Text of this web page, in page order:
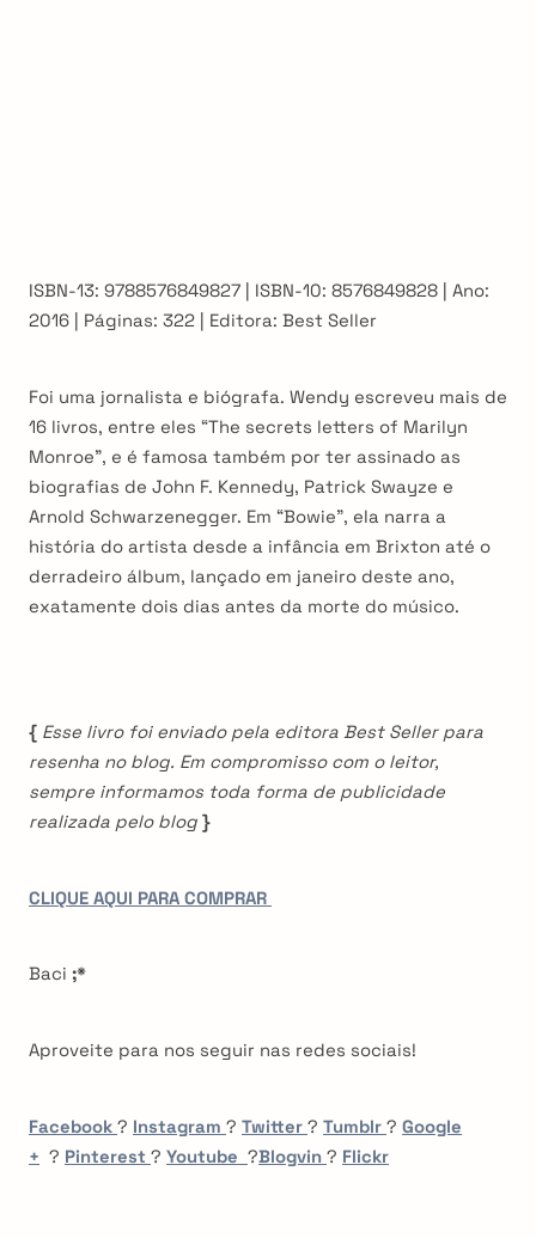
ISBN-13: 9788576849827 | ISBN-10: 8576849828 | Ano:
2016 | Páginas: 322 | Editora: Best Seller
Foi uma jornalista e biógrafa. Wendy escreveu mais de
16 livros, entre eles “The secrets letters of Marilyn
Monroe”, e é famosa também por ter assinado as
biografias de John F. Kennedy, Patrick Swayze e
Arnold Schwarzenegger. Em “Bowie”, ela narra a
história do artista desde a infância em Brixton até o
derradeiro álbum, lançado em janeiro deste ano,
exatamente dois dias antes da morte do músico.
{ Esse livro foi enviado pela editora Best Seller para
resenha no blog. Em compromisso com o leitor,
sempre informamos toda forma de publicidade
realizada pelo blog }
CLIQUE AQUI PARA COMPRAR
Baci ;*
Aproveite para nos seguir nas redes sociais!
Facebook ? Instagram ? Twitter ? Tumblr ? Google
+ ? Pinterest ? Youtube ?Blogvin ? Flickr